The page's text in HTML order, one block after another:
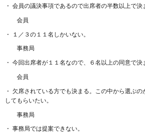
・ 会員の議決事項であるので出席者の半数以上で決
会員
・ １／３の１１名しかいない。
事務局
・ 今回出席者が１１名なので、６名以上の同意で決
会員
・ 欠席されている方でも決まる。この中から選ぶ
してもらいたい。
事務局
・ 事務局では提案できない。